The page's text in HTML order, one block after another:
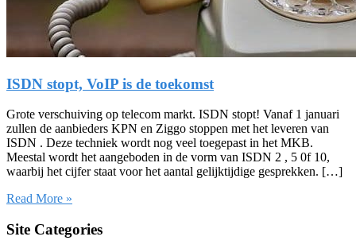
ISDN stopt, VoIP is de toekomst
Grote verschuiving op telecom markt. ISDN stopt! Vanaf 1 januari
zullen de aanbieders KPN en Ziggo stoppen met het leveren van
ISDN . Deze techniek wordt nog veel toegepast in het MKB.
Meestal wordt het aangeboden in de vorm van ISDN 2 , 5 0f 10,
waarbij het cijfer staat voor het aantal gelijktijdige gesprekken. […]
Read More »
Site Categories